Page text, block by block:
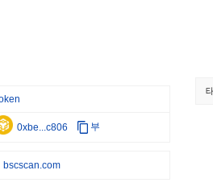
력 강화
0xbe...c806 부
bscscan.com